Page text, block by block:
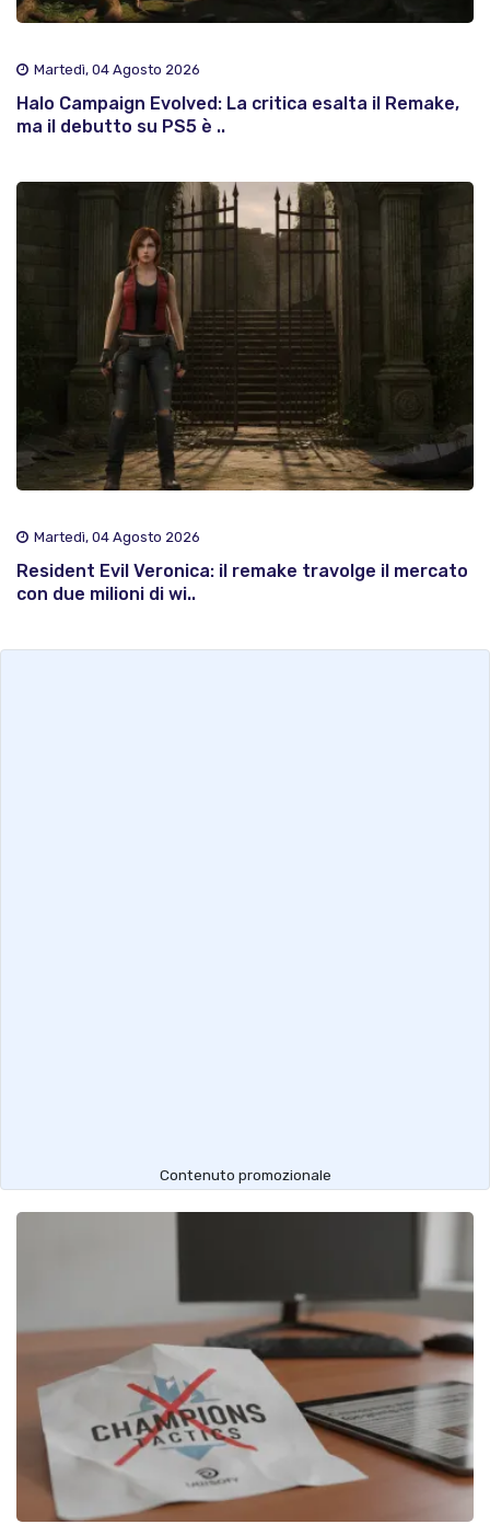
Martedì, 04 Agosto 2026
Halo Campaign Evolved: La critica esalta il Remake,
ma il debutto su PS5 è ..
Martedì, 04 Agosto 2026
Resident Evil Veronica: il remake travolge il mercato
con due milioni di wi..
Contenuto promozionale